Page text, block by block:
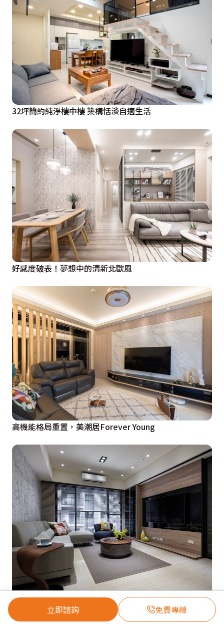
立即諮詢 免費專線
32坪簡約純淨樓中樓 築構恬淡自適生活
好感度破表！夢想中的清新北歐風
高機能格局重置，美潮居Forever Young
綠建材打底26坪健康宅，幸福與舒適同框